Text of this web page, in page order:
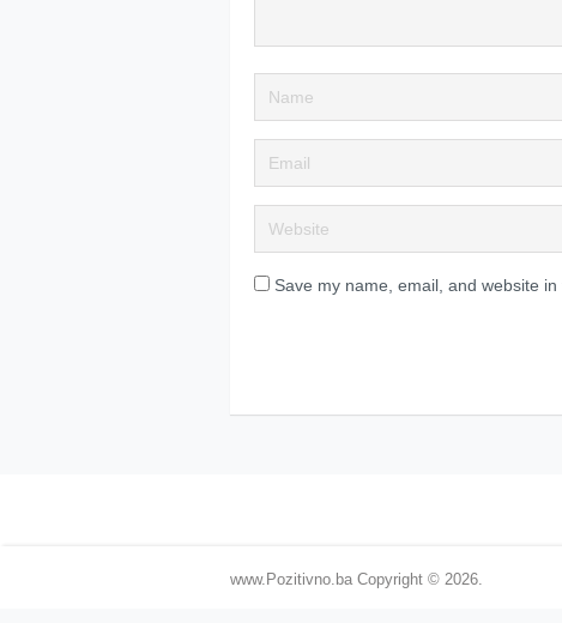
Save my name, email, and website
www.Pozitivno.ba Copyright © 2026.